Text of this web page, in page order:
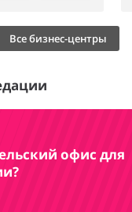
Все бизнес-центры
офис для